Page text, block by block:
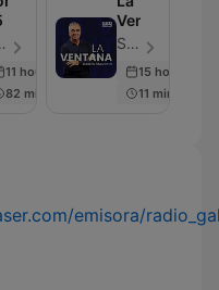
630
11 hours ago
82 min
Ventana
SER Podcast - Episodio 668
15 hours ago
11 min
emisora/